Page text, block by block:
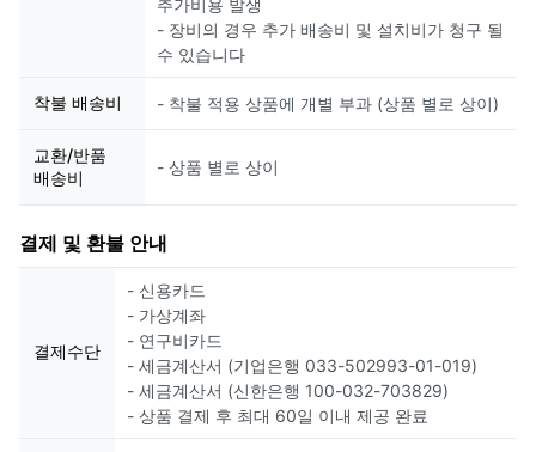
- 장비의 경우 추가 배송비 및 설치비가 청구 될
수 있습니다
착불 배송비 - 착불 적용 상품에 개별 부과 (상품 별로 상이)
교환/반품
배송비
- 상품 별로 상이
결제 및 환불 안내
결제수단
- 신용카드
- 가상계좌
- 연구비카드
- 세금계산서 (기업은행 033-502993-01-019)
- 세금계산서 (신한은행 100-032-703829)
- 상품 결제 후 최대 60일 이내 제공 완료